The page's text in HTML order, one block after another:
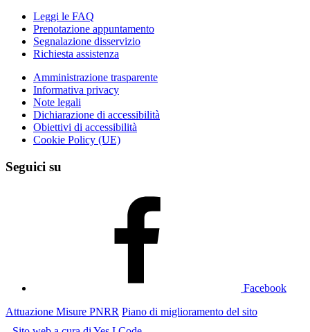
Leggi le FAQ
Prenotazione appuntamento
Segnalazione disservizio
Richiesta assistenza
Amministrazione trasparente
Informativa privacy
Note legali
Dichiarazione di accessibilità
Obiettivi di accessibilità
Cookie Policy (UE)
Seguici su
Facebook
Attuazione Misure PNRR Piano di miglioramento del sito